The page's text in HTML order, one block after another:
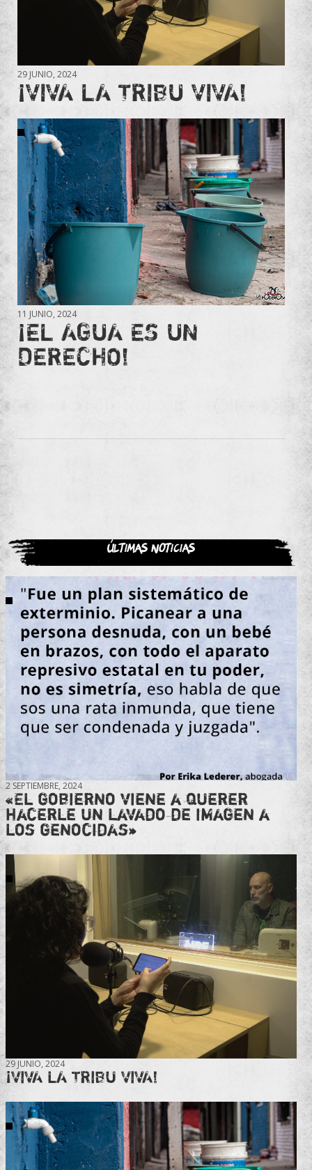
29 JUNIO, 2024
¡VIVA LA TRIBU VIVA!
11 JUNIO, 2024
¡EL AGUA ES UN
DERECHO!
Últimas noticias
2 SEPTIEMBRE, 2024
«El gobierno viene a querer
hacerle un lavado de imagen a
los genocidas»
29 JUNIO, 2024
¡VIVA LA TRIBU VIVA!